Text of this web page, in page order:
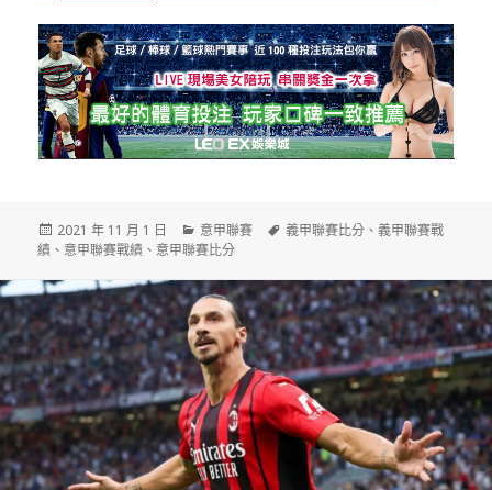
發
佈
期:
2021 年 11 月 1 日
分
類
意甲聯賽
標
義甲聯賽比分 、義甲聯賽戰
績 、 意甲聯賽戰績 、 意甲聯賽比分